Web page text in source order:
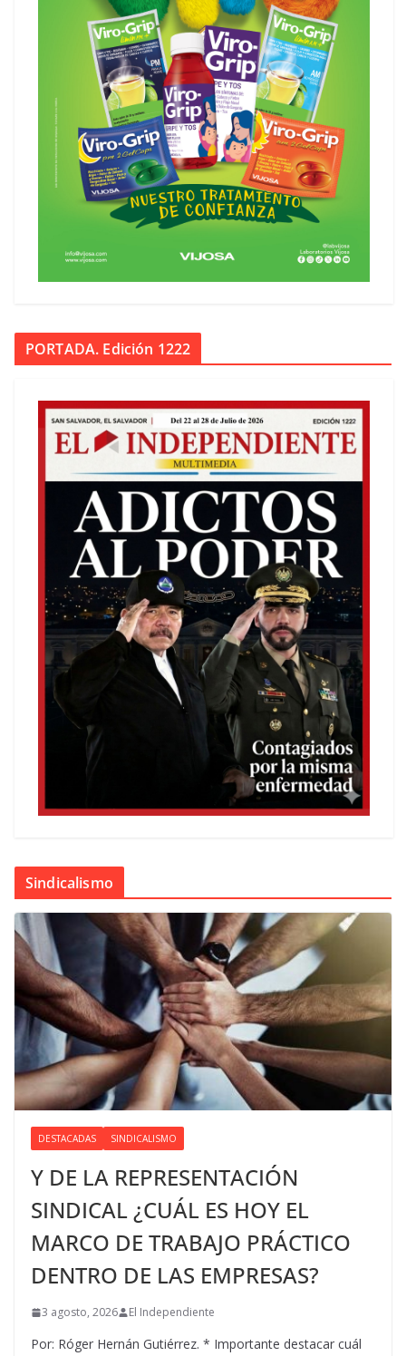
PORTADA. Edición 1222
Sindicalismo
DESTACADAS SINDICALISMO
Y DE LA REPRESENTACIÓN
SINDICAL ¿CUÁL ES HOY EL
MARCO DE TRABAJO PRÁCTICO
DENTRO DE LAS EMPRESAS?
3 agosto, 2026 El Independiente
Por: Róger Hernán Gutiérrez. * Importante destacar cuál